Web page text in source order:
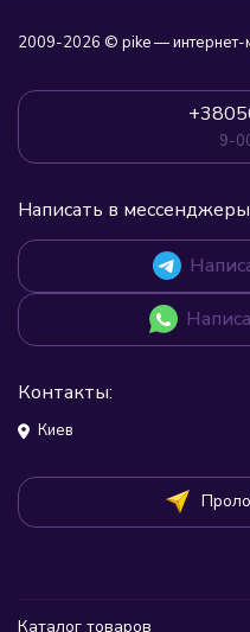
2009-2026 © pike — интернет-
9-
Написать в
Контакты:
Киев
Каталог товаров